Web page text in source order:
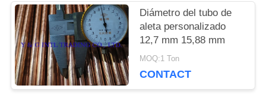
Diámetro del tubo de
aleta personalizado
12,7 mm 15,88 mm
MOQ:1 Ton
CONTACT